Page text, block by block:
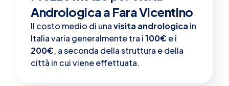
Andrologica a Fara Vicentino
Il costo medio di unavisita andrologica in
Italia varia generalmente tra i100€ e i
200€, a seconda della struttura e della
città in cui viene effettuata.